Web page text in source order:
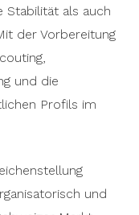
als auch
der Vorbereitung
und die
Profils im
und